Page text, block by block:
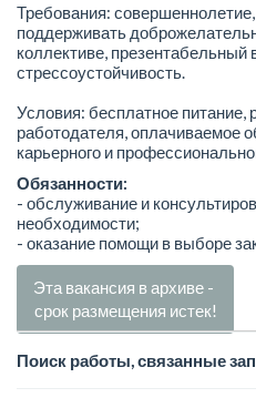
Требования:
поддерживать
коллективе, презентабельный
стрессоустойчивость.
Условия: бесплатное питание,
работодателя, оплачиваемое
карьерного и
Обязанности:
- обслуживание и
необходимости;
- оказание помощи в выборе
Эта вакансия в архиве -
срок размещения истек!
Поиск работы, связанные